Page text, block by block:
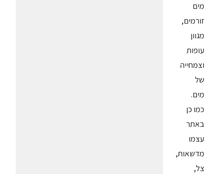
מים
זורמים,
מגוון
עופות
וצמחייה
של
מים.
כמו כן
באתר
עצמו
מדשאות,
צל,